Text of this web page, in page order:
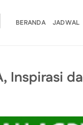
BERANDA JADWAL
Inspirasi